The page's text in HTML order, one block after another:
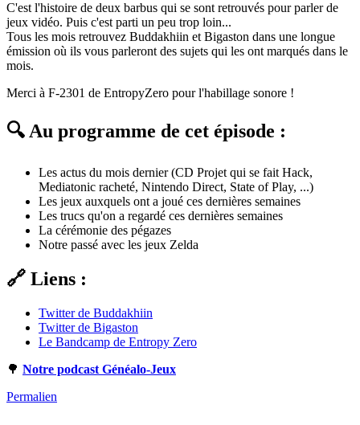
C'est l'histoire de deux barbus qui se sont retrouvés pour parler de
jeux vidéo. Puis c'est parti un peu trop loin...
Tous les mois retrouvez Buddakhiin et Bigaston dans une longue
émission où ils vous parleront des sujets qui les ont marqués dans le
mois.
Merci à F-2301 de EntropyZero pour l'habillage sonore !
🔍 Au programme de cet épisode :
Les actus du mois dernier (CD Projet qui se fait Hack,
Mediatonic racheté, Nintendo Direct, State of Play, ...)
Les jeux auxquels ont a joué ces dernières semaines
Les trucs qu'on a regardé ces dernières semaines
La cérémonie des pégazes
Notre passé avec les jeux Zelda
🔗 Liens :
Twitter de Buddakhiin
Twitter de Bigaston
Le Bandcamp de Entropy Zero
🌳 Notre podcast Généalo-Jeux
Permalien